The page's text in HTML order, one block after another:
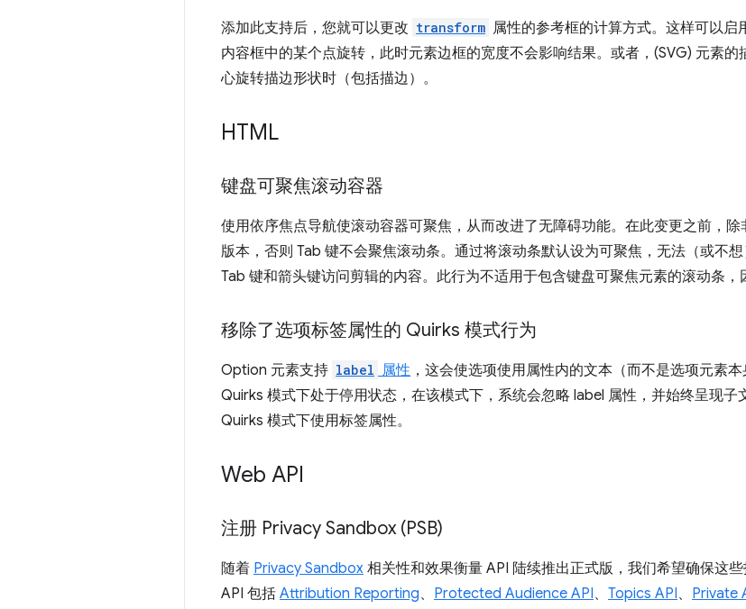
添加此支持后，您就可以更改 transform 属性的参考框的计算方式。这样可以
内容框中的某个点旋转，此时元素边框的宽度不会影响结果。或者，(SVG) 元素
心旋转描边形状时（包括描边）。
HTML
键盘可聚焦滚动容器
使用依序焦点导航使滚动容器可聚焦，从而改进了无障碍功能。在此变更之前，除
版本，否则 Tab 键不会聚焦滚动条。通过将滚动条默认设为可聚焦，无法（或不
Tab 键和箭头键访问剪辑的内容。此行为不适用于包含键盘可聚焦元素的滚动条，
移除了选项标签属性的 Quirks 模式行为
Option 元素支持 label 属性 ，这会使选项使用属性内的文本（而不是选项元素
Quirks 模式下处于停用状态，在该模式下，系统会忽略 label 属性，并始终呈现子
Quirks 模式下使用标签属性。
Web API
注册 Privacy Sandbox (PSB)
随着 Privacy Sandbox 相关性和效果衡量 API 陆续推出正式版，我们希望确保这
API 包括 Attribution Reporting、 Protected Audience API、 Topics API、 Private